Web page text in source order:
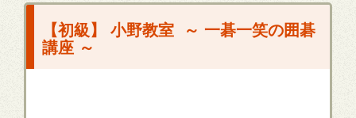
【初級】 小野教室 ～ 一碁一笑の囲碁
講座 ～